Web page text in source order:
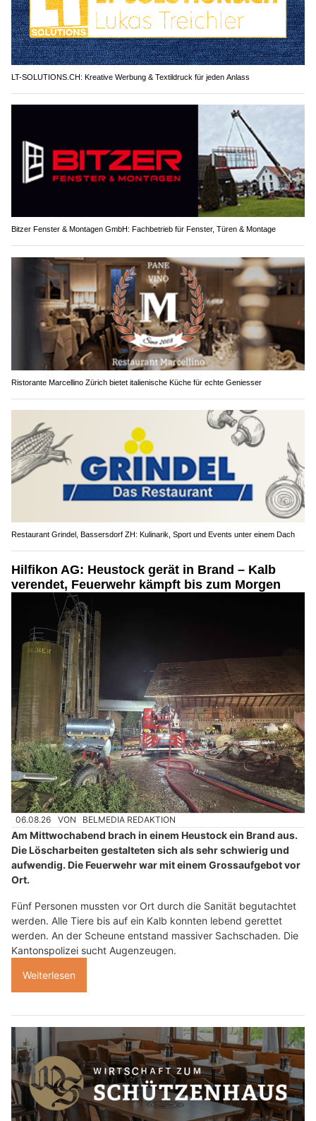
LT-SOLUTIONS.CH: Kreative Werbung & Textildruck für jeden Anlass
Bitzer Fenster & Montagen GmbH: Fachbetrieb für Fenster, Türen & Montage
Ristorante Marcellino Zürich bietet italienische Küche für echte Geniesser
Restaurant Grindel, Bassersdorf ZH: Kulinarik, Sport und Events unter einem Dach
Hilfikon AG: Heustock gerät in Brand – Kalb
verendet, Feuerwehr kämpft bis zum Morgen
06.08.26 VON BELMEDIA REDAKTION
Am Mittwochabend brach in einem Heustock ein Brand aus.
Die Löscharbeiten gestalteten sich als sehr schwierig und
aufwendig. Die Feuerwehr war mit einem Grossaufgebot vor
Ort.
Fünf Personen mussten vor Ort durch die Sanität begutachtet
werden. Alle Tiere bis auf ein Kalb konnten lebend gerettet
werden. An der Scheune entstand massiver Sachschaden. Die
Kantonspolizei sucht Augenzeugen.
Weiterlesen